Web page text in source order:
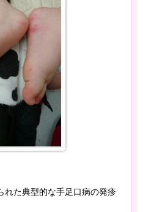
れた典型的な手足口病の発疹